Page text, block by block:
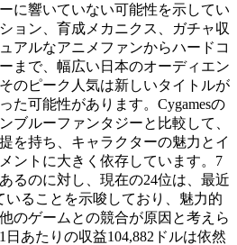
に響いていない可能性を示してい
ョン、育成メカニクス、ガチャ収
アルなアニメファンからハードコ
まで、幅広い日本のオーディエン
のピーク人気は新しいタイトルが
た可能性があります。Cygamesの
ブルーファンタジーと比較して、
を持ち、キャラクターの魅力とイ
ントに大きく依存しています。7
るのに対し、現在の24位は、最近
いることを示唆しており、魅力的
のゲームとの競合が原因と考えら
あたりの収益104,882ドルは依然